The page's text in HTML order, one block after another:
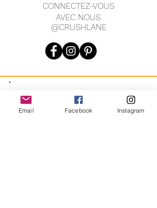
Large : taille 13", hanches 17",
hauteur 11,5", entrejambe 28",
poignet 5,5".
CONNECTEZ-VOUS
AVEC NOUS
@CRUSHLANE
JOIN OUR MAILING LIST
Email Facebook Instagram